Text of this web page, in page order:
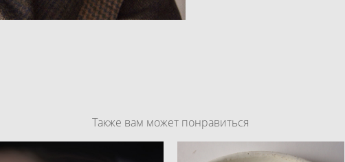
Также вам может понравиться